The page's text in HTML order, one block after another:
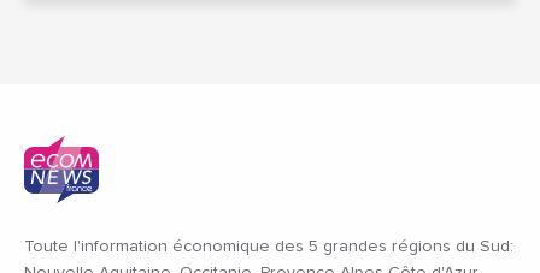
Toute l'information économique des 5 grandes régions du Sud: